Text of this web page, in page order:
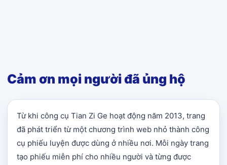
Cảm ơn mọi người đã ủng hộ
Từ khi công cụ Tian Zi Ge hoạt động năm 2013, trang
đã phát triển từ một chương trình web nhỏ thành công
cụ phiếu luyện được dùng ở nhiều nơi. Mỗi ngày trang
tạo phiếu miễn phí cho nhiều người và từng được